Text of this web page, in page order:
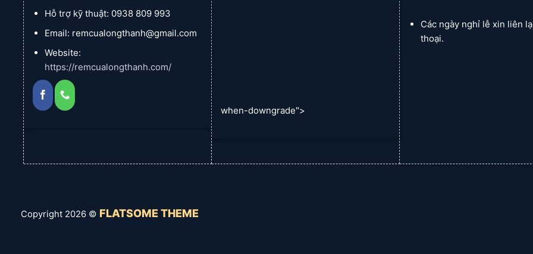
Hỗ trợ kỹ thuật: 0938 809 993
Email: remcualongthanh@gmail.com
Website:
https://remcualongthanh.com/
when-downgrade">
Các ngày nghỉ lễ xin liên
thoại.
Copyright 2026 © FLATSOME THEME